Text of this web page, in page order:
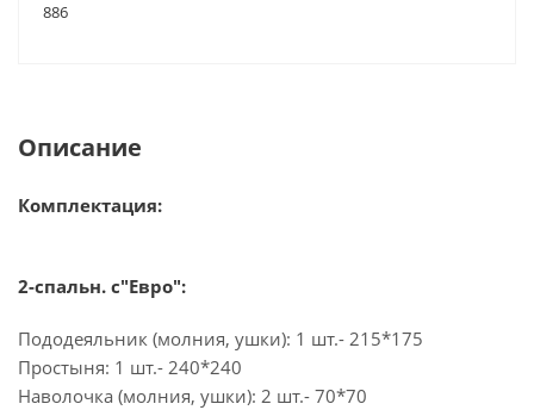
886
Описание
Комплектация:
2-спальн. с"Евро":
Пододеяльник (молния, ушки): 1 шт.- 215*175
Простыня: 1 шт.- 240*240
Наволочка (молния, ушки): 2 шт.- 70*70